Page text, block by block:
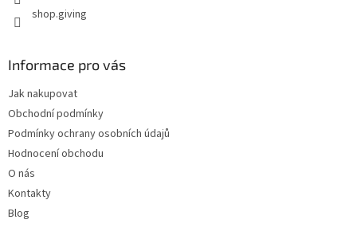
shop.giving
Informace pro vás
Jak nakupovat
Obchodní podmínky
Podmínky ochrany osobních údajů
Hodnocení obchodu
O nás
Kontakty
Blog